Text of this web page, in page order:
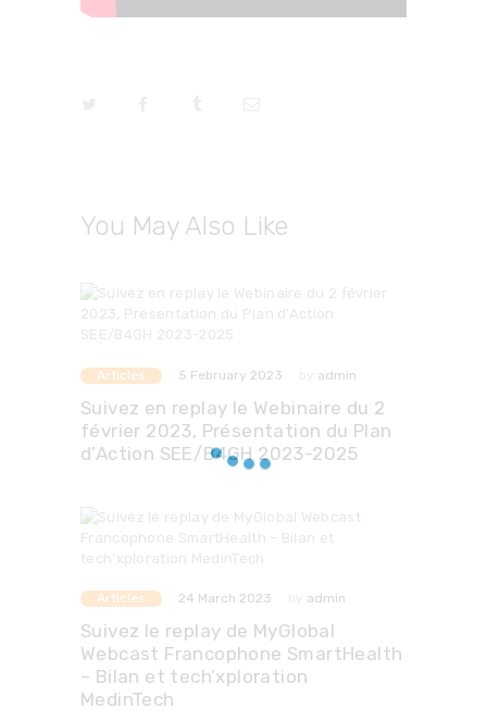
You May Also Like
Articles 5 February 2023 admin
Suivez en replay le Webinaire du 2
février 2023, Présentation du Plan
d’Action SEE/B4GH 2023-2025
Articles 24 March 2023 admin
Suivez le replay de MyGlobal
Webcast Francophone SmartHealth
– Bilan et tech’xploration
MedinTech